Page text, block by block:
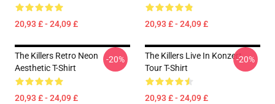
20,93 £ - 24,09 £ 20,93 £ - 24,09 £
The Killers Retro Neon
Aesthetic T-Shirt
20,93 £ - 24,09 £
-20%
The Killers Live In Konzert
Tour T-Shirt
20,93 £ - 24,09 £
-20%